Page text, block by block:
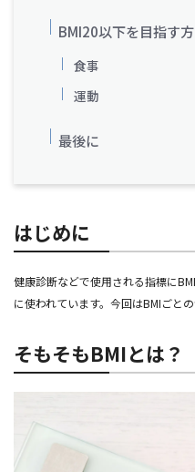
BMI20以下を目指す
食事
運動
最後に
はじめに
健康診断などで使用される指標に
に使われています。今回はBMIごと
そもそもBMIとは？